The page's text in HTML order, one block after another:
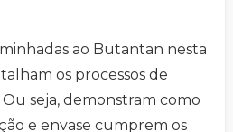
ao Butantan nesta
os processos de
seja, demonstram como
e envase cumprem os